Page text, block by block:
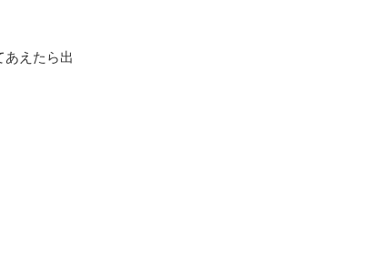
えたら出